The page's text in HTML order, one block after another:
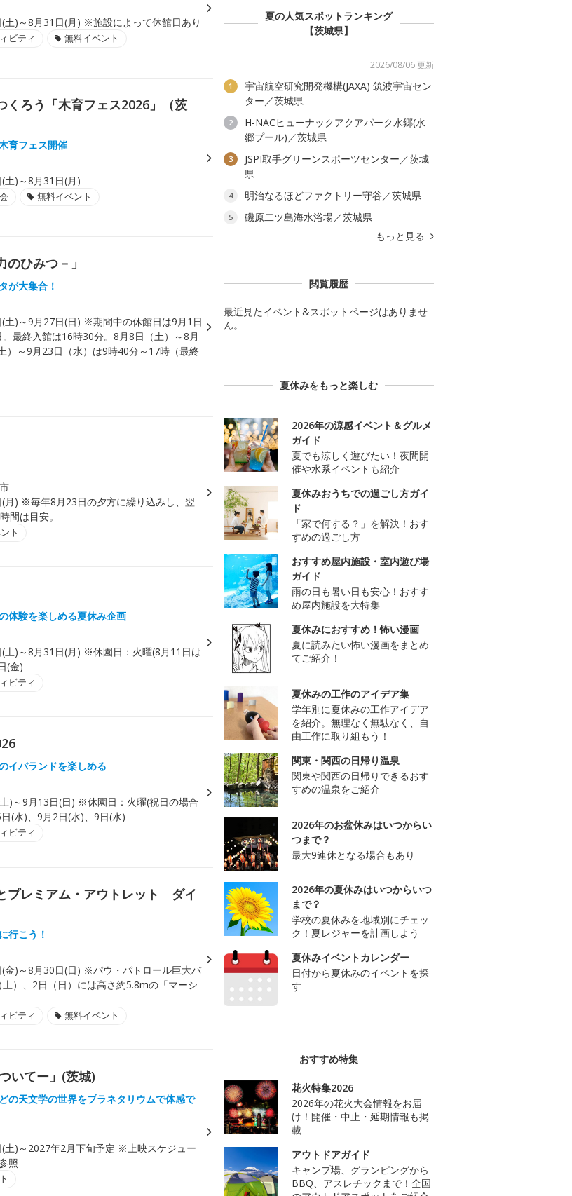
土)～8月31日(月) ※施設によって休館日あり
ビティ 無料イベント
ろう「木育フェス2026」（茨
育フェス開催
土)～8月31日(月)
無料イベント
ひみつ－」
が大集合！
土)～9月27日(日) ※期間中の休館日は9月1日
最終入館は16時30分。8月8日（土）～8月
）～9月23日（水）は9時40分～17時（最終
月) ※毎年8月23日の夕方に繰り込みし、翌
間は目安。
ト
体験を楽しめる夏休み企画
土)～8月31日(月) ※休園日：火曜(8月11日は
(金)
ビティ
イバランドを楽しめる
)～9月13日(日) ※休園日：火曜(祝日の場合
(水)、9月2日(水)、9日(水)
ビティ
プレミアム・アウトレット ダイ
行こう！
金)～8月30日(日) ※パウ・パトロール巨大バ
）、2日（日）には高さ約5.8mの「マーシ
ビティ 無料イベント
いてー」(茨城)
の天文学の世界をプラネタリウムで体感で
土)～2027年2月下旬予定 ※上映スケジュー
照
夏の人気スポットランキング
【茨城県】
2026/08/06 更新
1
宇宙航空研究開発機構(JAXA) 筑波宇宙セン
ター／茨城県
2
H-NACヒューナックアクアパーク水郷(水
郷プール)／茨城県
3
JSPI取手グリーンスポーツセンター／茨城
県
4 明治なるほどファクトリー守谷／茨城県
5
磯原二ツ島海水浴場／茨城県
もっと見る
閲覧履歴
最近見たイベント&スポットページはありませ
ん。
夏休みをもっと楽しむ
2026年の涼感イベント＆グルメ
ガイド
夏でも涼しく遊びたい！夜間開
催や水系イベントも紹介
夏休みおうちでの過ごし方ガイ
ド
「家で何する？」を解決！おす
すめの過ごし方
おすすめ屋内施設・室内遊び場
ガイド
雨の日も暑い日も安心！おすす
め屋内施設を大特集
夏休みにおすすめ！怖い漫画
夏に読みたい怖い漫画をまとめ
てご紹介！
夏休みの工作のアイデア集
学年別に夏休みの工作アイデア
を紹介。無理なく無駄なく、自
由工作に取り組もう！
関東・関西の日帰り温泉
関東や関西の日帰りできるおす
すめの温泉をご紹介
2026年のお盆休みはいつからい
つまで？
最大9連休となる場合もあり
2026年の夏休みはいつからいつ
まで？
学校の夏休みを地域別にチェッ
ク！夏レジャーを計画しよう
夏休みイベントカレンダー
日付から夏休みのイベントを探
す
おすすめ特集
花火特集2026
2026年の花火大会情報をお届
け！開催・中止・延期情報も掲
載
アウトドアガイド
キャンプ場、グランピングから
BBQ、アスレチックまで！全国